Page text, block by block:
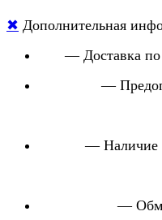
✖ Дополнительная
— Доставка по
—
— Наличие
—